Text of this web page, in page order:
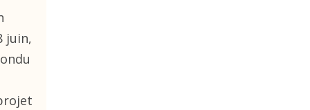
juin,